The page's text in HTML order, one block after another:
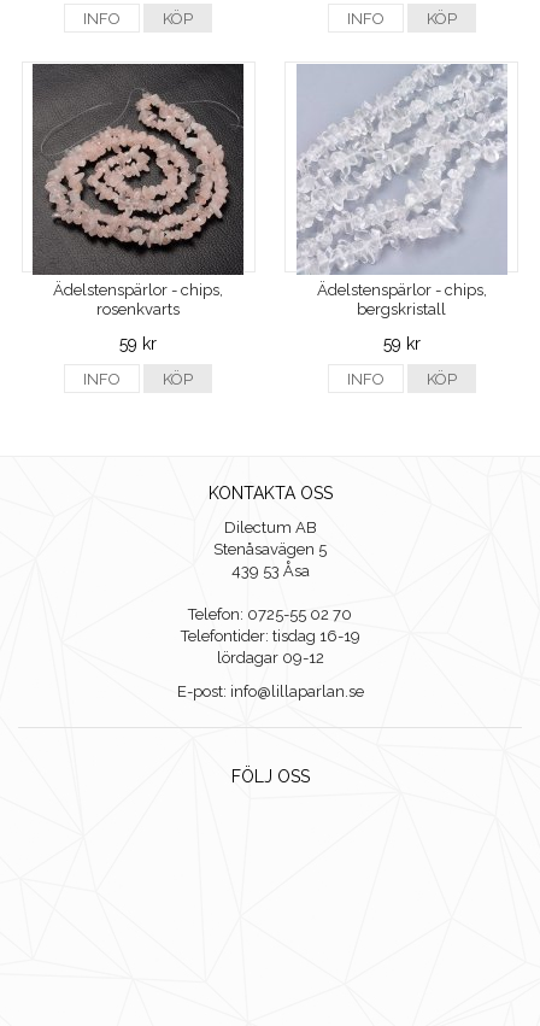
INFO KÖP INFO KÖP
Ädelstenspärlor - chips,
rosenkvarts
59 kr
INFO KÖP
Ädelstenspärlor - chips,
bergskristall
59 kr
INFO KÖP
KONTAKTA OSS
Dilectum AB
Stenåsavägen 5
439 53 Åsa
Telefon: 0725-55 02 70
Telefontider: tisdag 16-19
lördagar 09-12
E-post: info@lillaparlan.se
FÖLJ OSS